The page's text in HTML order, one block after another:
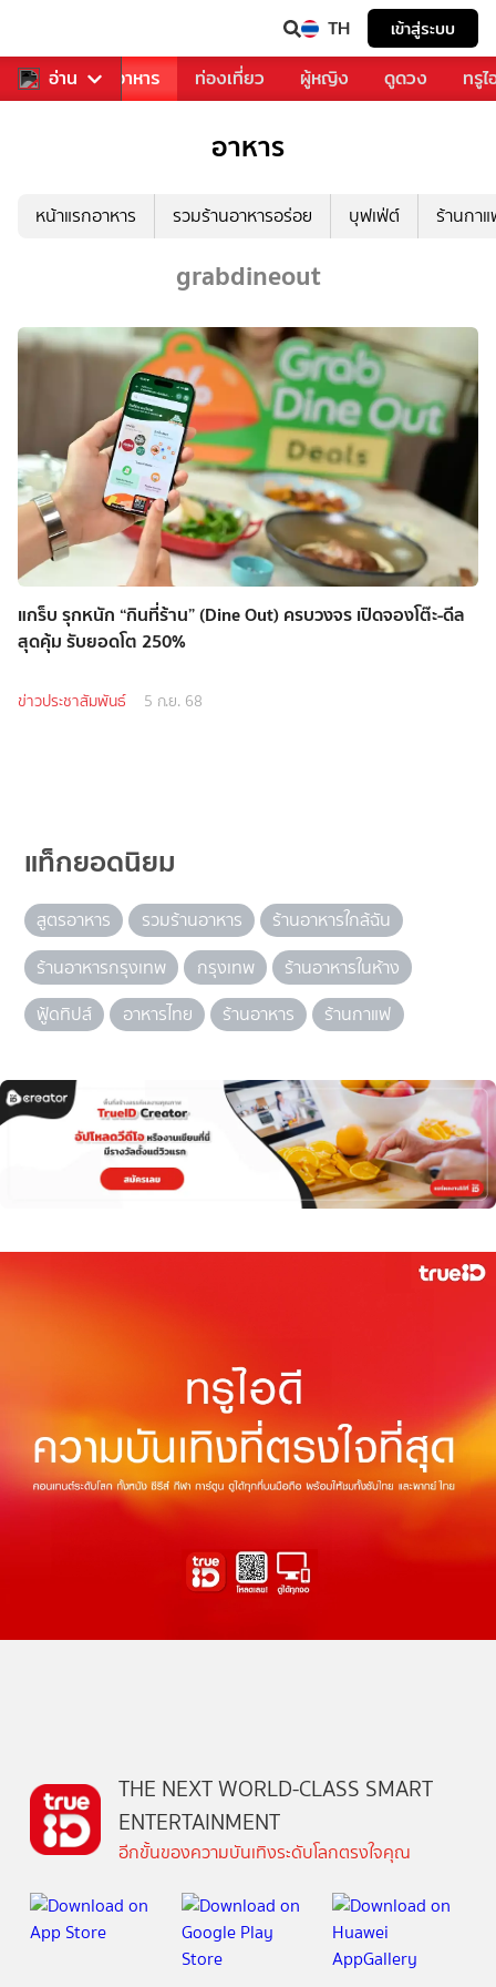
TH เข้าสู่ระบบ
อ่าน
การเพลง อาหาร ท่องเที่ยว ผู้หญิง ดูดวง ทรู
อาหาร
หน้าแรกอาหาร รวมร้านอาหารอร่อย บุฟเฟ่ต์ ร้านกา
grabdineout
แกร็บ รุกหนัก “กินที่ร้าน” (Dine Out) ครบวงจร เปิดจองโต๊ะ-ดีล
สุดคุ้ม รับยอดโต 250%
ข่าวประชาสัมพันธ์ 5 ก.ย. 68
แท็กยอดนิยม
สูตรอาหาร รวมร้านอาหาร
ร้านอาหารใกล้ฉัน
ร้านอาหารกรุงเทพ
กรุงเทพ
ร้านอาหารในห้าง
ฟู้ดทิปส์
อาหารไทย ร้านอาหาร ร้านกาแฟ
THE NEXT WORLD-CLASS SMART
ENTERTAINMENT
อีกขั้นของความบันเทิงระดับโลกตรงใจคุณ